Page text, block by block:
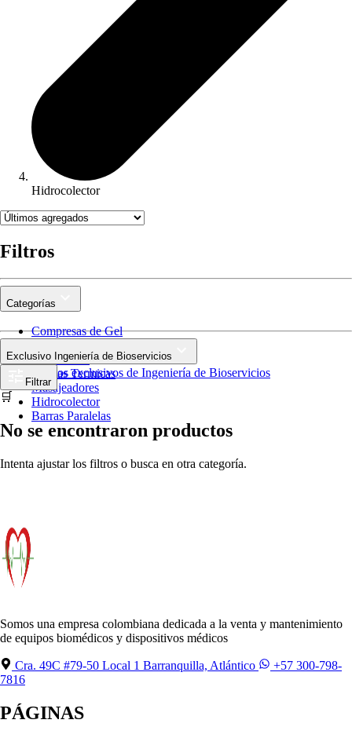
Hidrocolector
Filtros
Categorías
Compresas de Gel
Ultrasonido
Mantas Termicas
Masajeadores
Hidrocolector
Barras Paralelas
Exclusivo Ingeniería de Bioservicios
Productos exclusivos de Ingeniería de Bioservicios
Filtrar
🛒
No se encontraron productos
Intenta ajustar los filtros o busca en otra categoría.
Somos una empresa colombiana dedicada a la venta y mantenimiento
de equipos biomédicos y dispositivos médicos
Cra. 49C #79-50 Local 1 Barranquilla, Atlántico
+57 300-798-
7816
PÁGINAS